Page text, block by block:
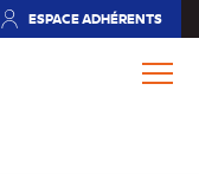
ESPACE ADHÉRENTS
(NOUVEL